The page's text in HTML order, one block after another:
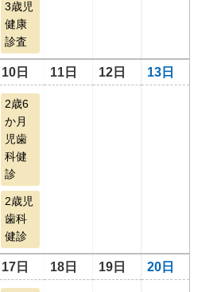
3歳児
健康
診査
10日 11日 12日 13日
2歳6
か月
児歯
科健
診
2歳児
歯科
健診
17日 18日 19日 20日